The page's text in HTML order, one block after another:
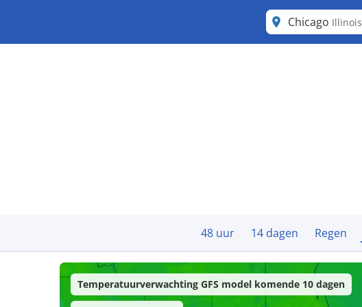
Chicago Illinois
48 uur 14 dagen Regen
Temperatuurverwachting GFS model komende 10 dagen